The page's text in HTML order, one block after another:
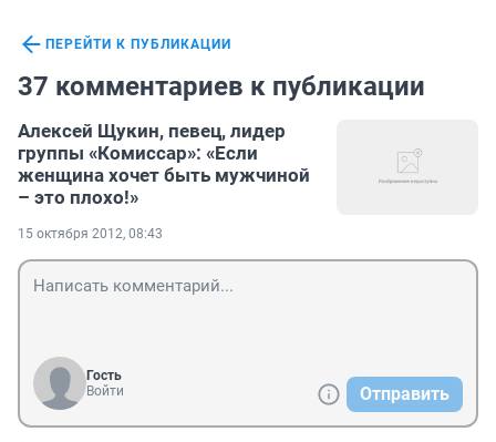
ПЕРЕЙТИ К ПУБЛИКАЦИИ
37 комментариев к публикации
Алексей Щукин, певец, лидер
группы «Комиссар»: «Если
женщина хочет быть мужчиной
– это плохо!»
15 октября 2012, 08:43
Гость
Войти
Отправить